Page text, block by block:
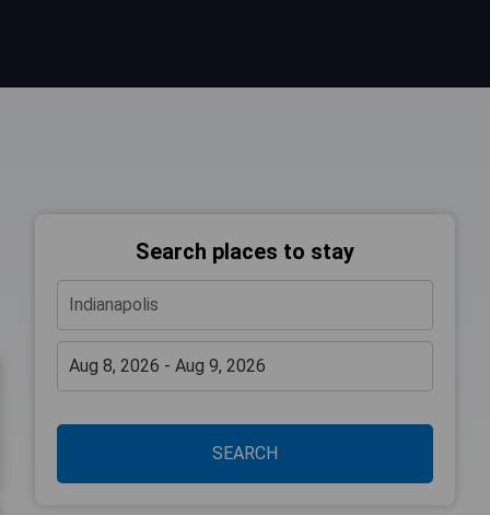
Search places to stay
SEARCH